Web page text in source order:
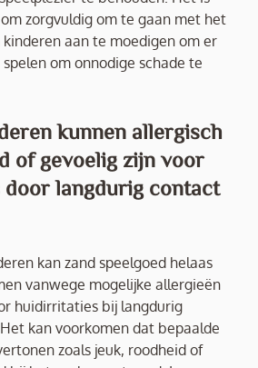
zorgvuldig om te gaan met het
kinderen aan te moedigen om er
om onnodige schade te
kunnen allergisch
of gevoelig zijn voor
langdurig contact
kan zand speelgoed helaas
vanwege mogelijke allergieën
huidirritaties bij langdurig
kan voorkomen dat bepaalde
zoals jeuk, roodheid of